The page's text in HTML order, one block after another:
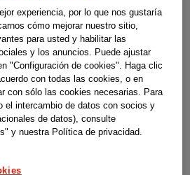
familiar en Murcia
de orientación y apoyo elaborado por
programa social Cuidopía de las
en España. No somos responsables
de las condiciones para ofrecer dichas
experiencia, por lo que nos gustaría
cómo mejorar nuestro sitio,
para usted y habilitar las
y los anuncios. Puede ajustar
"Configuración de cookies". Haga clic
con todas las cookies, o en
con sólo las cookies necesarias. Para
el intercambio de datos con socios y
de datos), consulte
y nuestra Política de privacidad.